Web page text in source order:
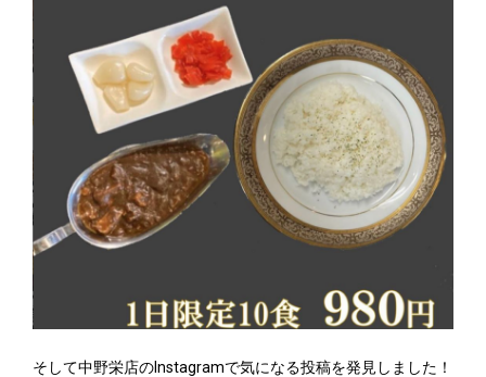
そして中野栄店のInstagramで気になる投稿を発見しました！